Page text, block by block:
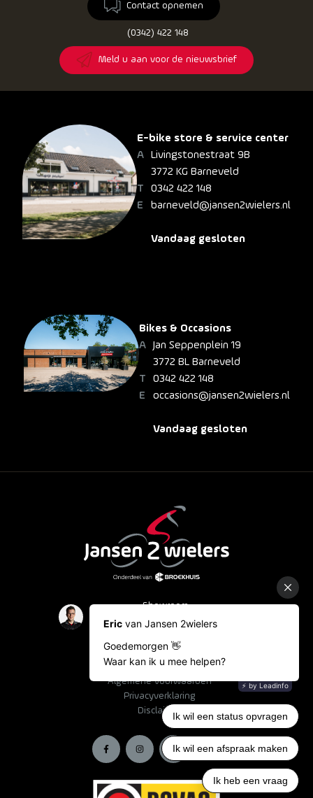
Contact opnemen
(0342) 422 148
Meld u aan voor de nieuwsbrief
E-bike store & service center
Livingstonestraat 9B
3772 KG Barneveld
0342 422 148
barneveld@jansen2wielers.nl
Vandaag gesloten
Bikes & Occasions
Jan Seppenplein 19
3772 BL Barneveld
0342 422 148
occasions@jansen2wielers.nl
Vandaag gesloten
Showroom
Occasions
Bestelinformatie
Algemene voorwaarden
Privacyverklaring
Disclaimer